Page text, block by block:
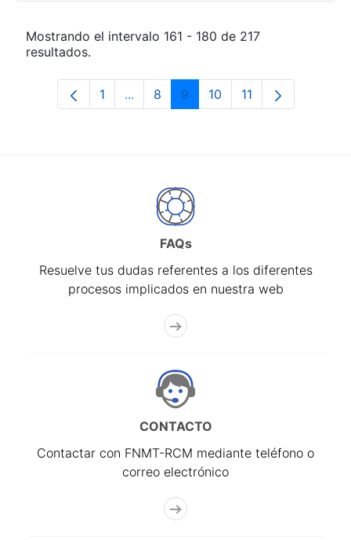
Mostrando el intervalo 161 - 180 de 217
resultados.
Página
1 ...Páginas intermedias Use TAB para
Página
8 Página
9 Página
10 Página
11
FAQs
Resuelve tus dudas referentes a los diferentes
procesos implicados en nuestra web
CONTACTO
Contactar con FNMT-RCM mediante teléfono o
correo electrónico